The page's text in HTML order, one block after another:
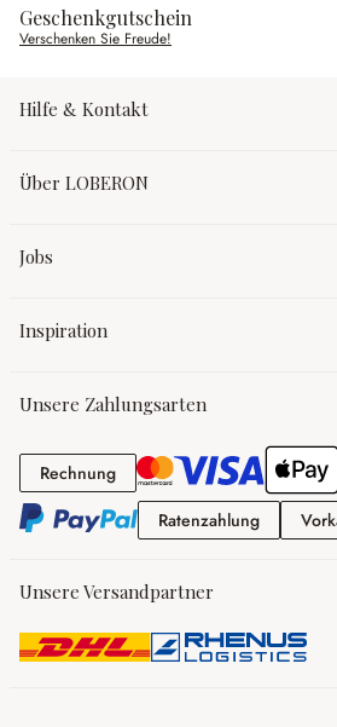
Geschenkgutschein
Verschenken Sie Freude!
Hilfe & Kontakt
Über LOBERON
Jobs
Inspiration
Unsere Zahlungsarten
RechnungRechnung
Ratenzahlung
Unsere Versandpartner